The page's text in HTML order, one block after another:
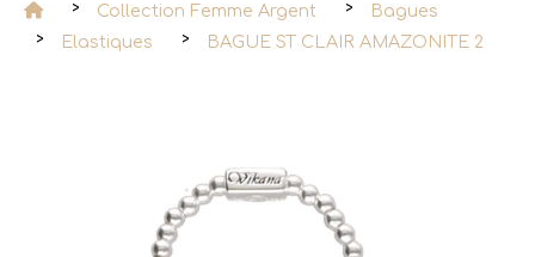
Collection Femme Argent
Bagues
Elastiques
BAGUE ST CLAIR AMAZONITE 2